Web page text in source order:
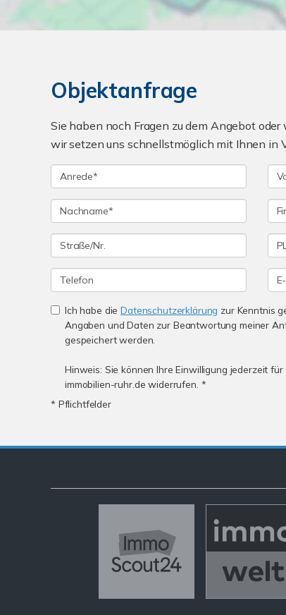
Objektanfrage
Sie haben noch Fragen zu dem Angebot
wir setzen uns schnellstmöglich mit Ihnen in
Ich habe dieDatenschutzerklärung zur Kenntnis
Angaben und Daten zur Beantwortung meiner
gespeichert werden.
Hinweis: Sie können Ihre Einwilligung jederzeit
immobilien-ruhr.de widerrufen. *
* Pflichtfelder